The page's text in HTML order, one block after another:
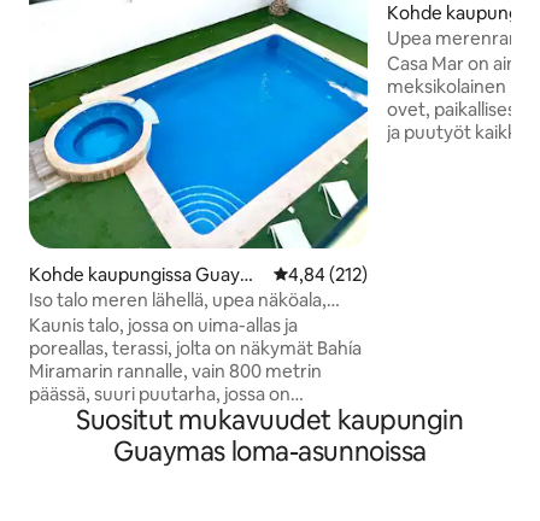
Kohde kaupungissa Guaym
as
Keskimääräinen arvio 4,84/5,
4,84 (212)
Iso talo meren lähellä, upea näköala,
yksityinen uima-allas, AA
Kaunis talo, jossa on uima-allas ja
poreallas, terassi, jolta on näkymät Bahía
Miramarin rannalle, vain 800 metrin
päässä, suuri puutarha, jossa on
lämmitetty uima-allas kylmää säätä
varten, kylpyhuone ja suihku, lepotuolit,
baari, jossa on televisio ja äänijärjestelmä,
Kohde
os Nuevo
Upea
auringonlaskut
Casa Mar on
meksikolainen
ovet, paikallisesti
ja puutyöt
Suositut mukavuudet kaupungin
Guaymas loma-asunnoissa